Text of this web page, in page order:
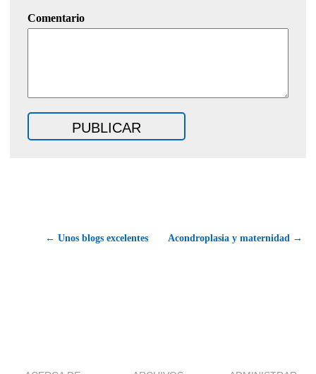
Comentario
← Unos blogs excelentes Acondroplasia y maternidad →